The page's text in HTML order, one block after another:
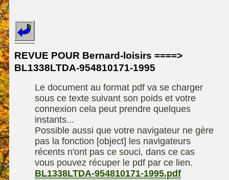
Information sur
contact
Motobineuse ou
Motoculteur
Technique de
compostage
Robomow
chevalet
Remorque
REVUE POUR Bernard-loisirs ====>
BL1338LTDA-954810171-1995
Le document au format pdf va se charger
sous ce texte suivant son poids et votre
connexion cela peut prendre quelques
instants...
Possible aussi que votre navigateur ne gère
pas la fonction [object] les navigateurs
récents n'ont pas ce souci, dans ce cas
vous pouvez récuper le pdf par ce lien.
BL1338LTDA-954810171-1995.pdf